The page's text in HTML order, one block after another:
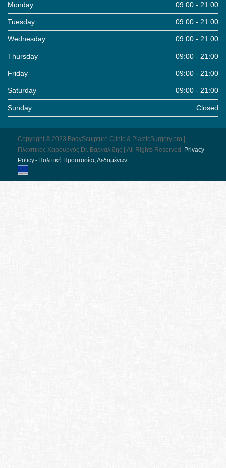
Monday 09:00 - 21:00
Tuesday 09:00 - 21:00
Wednesday 09:00 - 21:00
Thursday 09:00 - 21:00
Friday 09:00 - 21:00
Saturday 09:00 - 21:00
Sunday Closed
Copyright © 2023 BodySculpture Clinic & PlasticSurgery.pro |
Πλαστικός Χειρουργός Dr. Βαρναλίδης | All Rights Reserved. Pri­vacy
Pol­icy - Πολιτική Προστασίας Δεδομένων